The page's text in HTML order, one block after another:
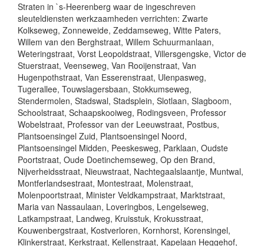
Straten in `s-Heerenberg waar de ingeschreven
sleuteldiensten werkzaamheden verrichten: Zwarte
Kolkseweg, Zonneweide, Zeddamseweg, Witte Paters,
Willem van den Berghstraat, Willem Schuurmanlaan,
Weteringstraat, Vorst Leopoldstraat, Villersgengske, Victor de
Stuerstraat, Veenseweg, Van Rooijenstraat, Van
Hugenpothstraat, Van Esserenstraat, Ulenpasweg,
Tugerallee, Touwslagersbaan, Stokkumseweg,
Stendermolen, Stadswal, Stadsplein, Slotlaan, Slagboom,
Schoolstraat, Schaapskooiweg, Rodingsveen, Professor
Wobelstraat, Professor van der Leeuwstraat, Postbus,
Plantsoensingel Zuid, Plantsoensingel Noord,
Plantsoensingel Midden, Peeskesweg, Parklaan, Oudste
Poortstraat, Oude Doetinchemseweg, Op den Brand,
Nijverheidsstraat, Nieuwstraat, Nachtegaalslaantje, Muntwal,
Montferlandsestraat, Montestraat, Molenstraat,
Molenpoortstraat, Minister Veldkampstraat, Marktstraat,
Maria van Nassaulaan, Loveringbos, Lengelseweg,
Latkampstraat, Landweg, Kruisstuk, Krokusstraat,
Kouwenbergstraat, Kostverloren, Kornhorst, Korensingel,
Klinkerstraat, Kerkstraat, Kellenstraat, Kapelaan Heggehof,